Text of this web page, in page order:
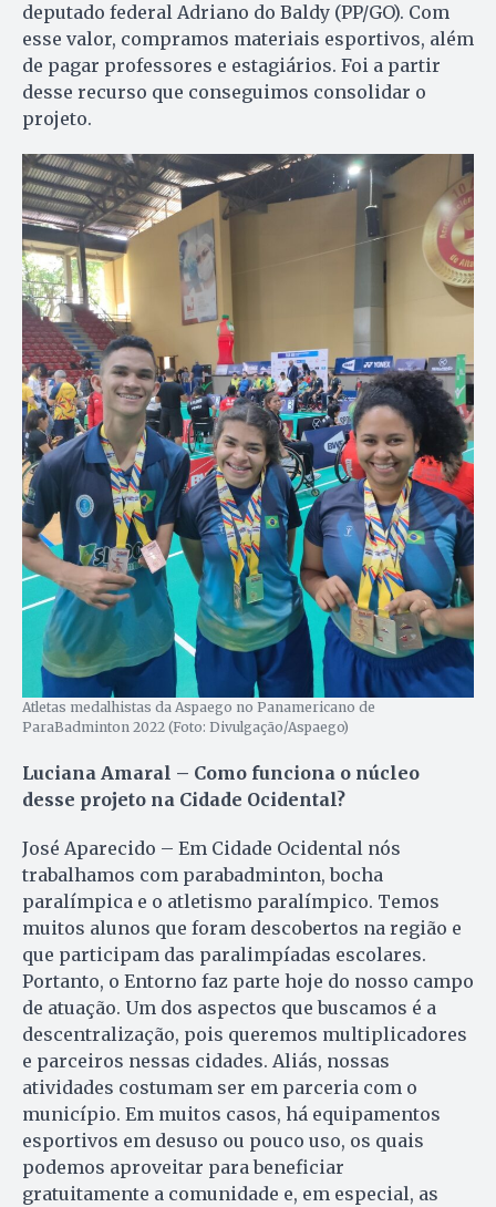
deputado federal Adriano do Baldy (PP/GO). Com
esse valor, compramos materiais esportivos, além
de pagar professores e estagiários. Foi a partir
desse recurso que conseguimos consolidar o
projeto.
Atletas medalhistas da Aspaego no Panamericano de
ParaBadminton 2022 (Foto: Divulgação/Aspaego)
Luciana Amaral – Como funciona o núcleo
desse projeto na Cidade Ocidental?
José Aparecido – Em Cidade Ocidental nós
trabalhamos com parabadminton, bocha
paralímpica e o atletismo paralímpico. Temos
muitos alunos que foram descobertos na região e
que participam das paralimpíadas escolares.
Portanto, o Entorno faz parte hoje do nosso campo
de atuação. Um dos aspectos que buscamos é a
descentralização, pois queremos multiplicadores
e parceiros nessas cidades. Aliás, nossas
atividades costumam ser em parceria com o
município. Em muitos casos, há equipamentos
esportivos em desuso ou pouco uso, os quais
podemos aproveitar para beneficiar
gratuitamente a comunidade e, em especial, as